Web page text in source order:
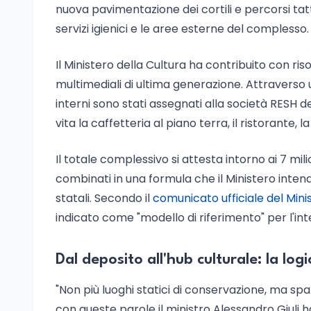
nuova pavimentazione dei cortili e percorsi
servizi igienici e le aree esterne del complesso.
Il Ministero della Cultura ha contribuito con
multimediali di ultima generazione.
interni sono stati assegnati alla società RESH
vita la caffetteria al piano terra, il ristorante,
Il totale complessivo si attesta intorno ai 7
combinati in una formula che il Ministero
statali. Secondo ilcomunicato ufficiale del
indicato come "modello di riferimento" per
Dal deposito all'hub culturale: la
"Non più luoghi statici di conservazione, ma